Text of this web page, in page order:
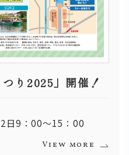
り2025」開催！
日9：00～15：00
View more